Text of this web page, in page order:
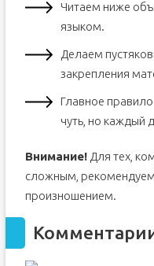
Читаем ниже
языком.
Делаем
закрепления
Главное
чуть, но каждый
Внимание!Для тех,
сложным, рекомендуем
произношением.